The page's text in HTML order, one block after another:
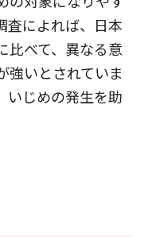
査によれば、日本
比べて、異なる意
強いとされていま
いじめの発生を助